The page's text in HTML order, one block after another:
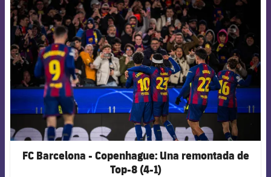
FCB Barcelona badge
FC Barcelona - Copenhague: Una remontada de
Top-8 (4-1)